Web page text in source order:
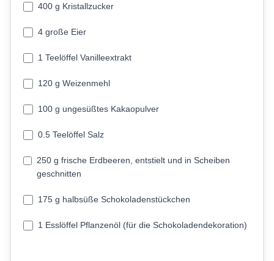
400 g Kristallzucker
4 große Eier
1 Teelöffel Vanilleextrakt
120 g Weizenmehl
100 g ungesüßtes Kakaopulver
0.5 Teelöffel Salz
250 g frische Erdbeeren, entstielt und in Scheiben
geschnitten
175 g halbsüße Schokoladenstückchen
1 Esslöffel Pflanzenöl (für die Schokoladendekoration)